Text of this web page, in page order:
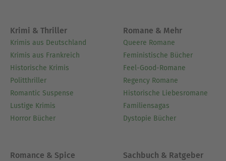
sie sechs historische Romane, die allesamt zu
Weltbestsellern avancierten.
Ausblenden
Krimi & Thriller
Krimis aus Deutschland
Krimis aus Frankreich
Historische Krimis
Politthriller
Romantic Suspense
Lustige Krimis
Horror Bücher
Romane & Mehr
Queere Romane
Feministische Bücher
Feel-Good-Romane
Regency Romane
Historische Liebesromane
Familiensagas
Dystopie Bücher
Romance & Spice Sachbuch & Ratgeber